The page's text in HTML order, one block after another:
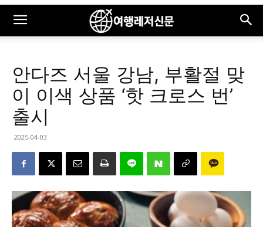
안다즈 서울 강남, 부활절 맞
이 이색 상품 ‘핫 크로스 번’
출시
2025-04-03